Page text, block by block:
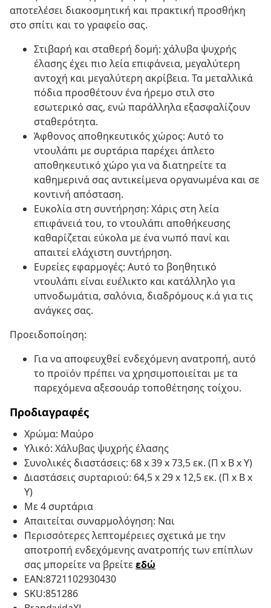
αποτελέσει διακοσμητική και πρακτική προσθήκη
στο σπίτι και το γραφείο σας.
Στιβαρή και σταθερή δομή: χάλυβα ψυχρής
έλασης έχει πιο λεία επιφάνεια, μεγαλύτερη
αντοχή και μεγαλύτερη ακρίβεια. Τα μεταλλικά
πόδια προσθέτουν ένα ήρεμο στιλ στο
εσωτερικό σας, ενώ παράλληλα εξασφαλίζουν
σταθερότητα.
Άφθονος αποθηκευτικός χώρος: Αυτό το
ντουλάπι με συρτάρια παρέχει άπλετο
αποθηκευτικό χώρο για να διατηρείτε τα
καθημερινά σας αντικείμενα οργανωμένα και σε
κοντινή απόσταση.
Ευκολία στη συντήρηση: Χάρις στη λεία
επιφάνειά του, το ντουλάπι αποθήκευσης
καθαρίζεται εύκολα με ένα νωπό πανί και
απαιτεί ελάχιστη συντήρηση.
Ευρείες εφαρμογές: Αυτό το βοηθητικό
ντουλάπι είναι ευέλικτο και κατάλληλο για
υπνοδωμάτια, σαλόνια, διαδρόμους κ.ά για τις
ανάγκες σας.
Προειδοποίηση:
Για να αποφευχθεί ενδεχόμενη ανατροπή, αυτό
το προϊόν πρέπει να χρησιμοποιείται με τα
παρεχόμενα αξεσουάρ τοποθέτησης τοίχου.
Προδιαγραφές
Χρώμα: Μαύρο
Υλικό: Χάλυβας ψυχρής έλασης
Συνολικές διαστάσεις: 68 x 39 x 73,5 εκ. (Π x Β x Υ)
Διαστάσεις συρταριού: 64,5 x 29 x 12,5 εκ. (Π x Β x
Υ)
Με 4 συρτάρια
Απαιτείται συναρμολόγηση: Ναι
Περισσότερες λεπτομέρειες σχετικά με την
αποτροπή ενδεχόμενης ανατροπής των επίπλων
σας μπορείτε να βρείτεεδώ
EAN:8721102930430
SKU:851286